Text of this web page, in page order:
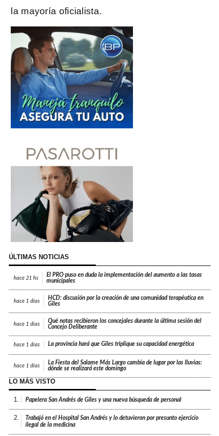
la mayoría oficialista.
ÚLTIMAS NOTICIAS
hace 21 hs
El PRO puso en duda la implementación del aumento a las tasas
municipales
hace 1 días
HCD: discusión por la creación de una comunidad terapéutica en
Giles
hace 1 días
Qué notas recibieron los concejales durante la última sesión del
Concejo Deliberante
hace 1 días La provincia hará que Giles triplique su capacidad energética
hace 1 días
La Fiesta del Salame Más Largo cambia de lugar por las lluvias:
dónde se realizará este domingo
LO MÁS VISTO
1. Papelera San Andrés de Giles y una nueva búsqueda de personal
2.
Trabajó en el Hospital San Andrés y lo detuvieron por presunto ejercicio
ilegal de la medicina